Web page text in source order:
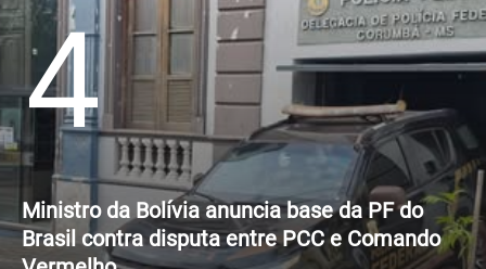
4
Ministro da Bolívia anuncia base da PF do
Brasil contra disputa entre PCC e Comando